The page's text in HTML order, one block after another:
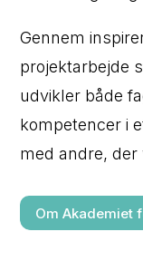
Gennem
projektarbejde
udvikler både
kompetencer i
med andre, der
Om Akademiet